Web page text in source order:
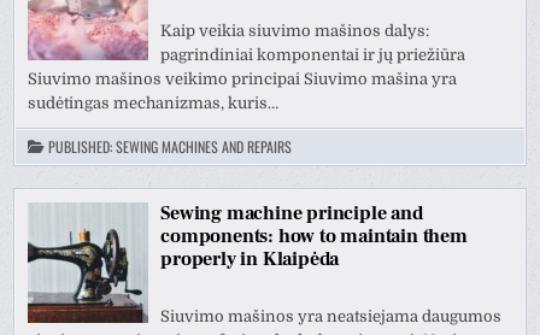
Kaip veikia siuvimo mašinos dalys:
pagrindiniai komponentai ir jų priežiūra
Siuvimo mašinos veikimo principai Siuvimo mašina yra
sudėtingas mechanizmas, kuris…
PUBLISHED:SEWING MACHINES AND REPAIRS
Sewing machine principle and
components: how to maintain them
properly in Klaipėda
Siuvimo mašinos yra neatsiejama daugumos